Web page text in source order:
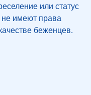
или статус
не имеют права
беженцев.